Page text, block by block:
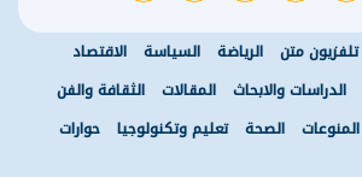
تلفزيون متن الرياضة السياسة
الاقتصاد
الدراسات والابحاث المقالات
الثقافة والفن
المنوعات الصحة تعليم وتكنولوجيا حوارات